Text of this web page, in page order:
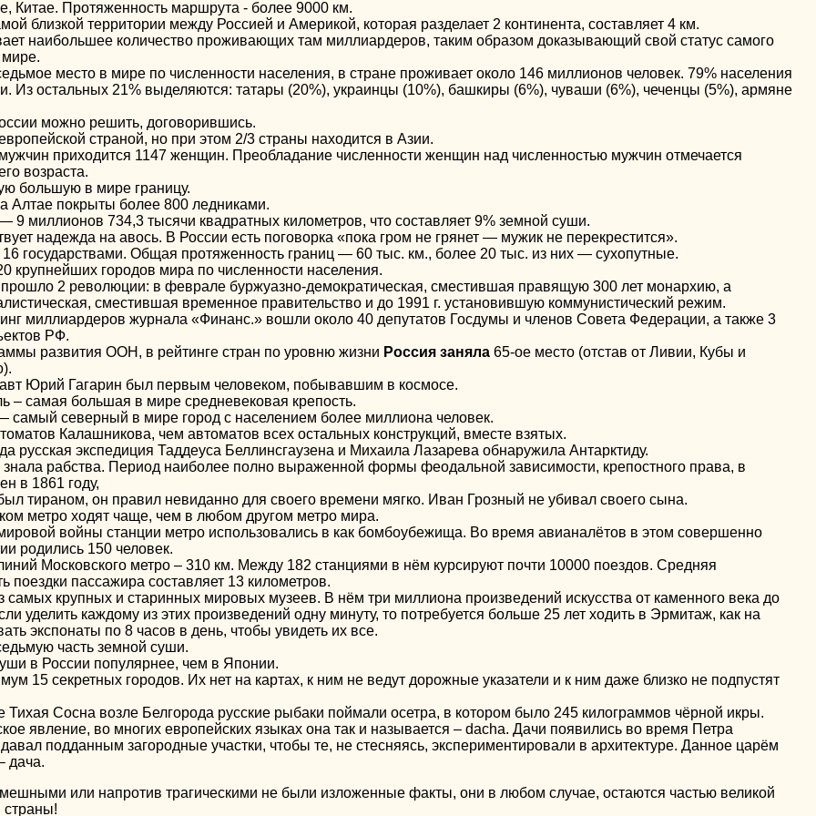
Китае. Протяженность маршрута - более 9000 км.
близкой территории между Россией и Америкой, которая разделает 2 континента, составляет 4 км.
наибольшее количество проживающих там миллиардеров, таким образом доказывающий свой статус самого
мире.
место в мире по численности населения, в стране проживает около 146 миллионов человек. 79% населения
Из остальных 21% выделяются: татары (20%), украинцы (10%), башкиры (6%), чуваши (6%), чеченцы (5%), армяне
можно решить, договорившись.
страной, но при этом 2/3 страны находится в Азии.
приходится 1147 женщин. Преобладание численности женщин над численностью мужчин отмечается
возраста.
большую в мире границу.
Алтае покрыты более 800 ледниками.
миллионов 734,3 тысячи квадратных километров, что составляет 9% земной суши.
надежда на авось. В России есть поговорка «пока гром не грянет — мужик не перекрестится».
16 государствами. Общая протяженность границ — 60 тыс. км., более 20 тыс. из них — сухопутные.
крупнейших городов мира по численности населения.
прошло 2 революции: в феврале буржуазно-демократическая, сместившая правящую 300 лет монархию, а
сместившая временное правительство и до 1991 г. установившую коммунистический режим.
миллиардеров журнала «Финанс.» вошли около 40 депутатов Госдумы и членов Совета Федерации, а также 3
РФ.
развития ООН, в рейтинге стран по уровню жизни Россия заняла65-ое место (отстав от Ливии, Кубы и
Юрий Гагарин был первым человеком, побывавшим в космосе.
– самая большая в мире средневековая крепость.
самый северный в мире город с населением более миллиона человек.
Калашникова, чем автоматов всех остальных конструкций, вместе взятых.
русская экспедиция Таддеуса Беллинсгаузена и Михаила Лазарева обнаружила Антарктиду.
знала рабства. Период наиболее полно выраженной формы феодальной зависимости, крепостного права, в
в 1861 году,
тираном, он правил невиданно для своего времени мягко. Иван Грозный не убивал своего сына.
метро ходят чаще, чем в любом другом метро мира.
войны станции метро использовались в как бомбоубежища. Во время авианалётов в этом совершенно
родились 150 человек.
Московского метро – 310 км. Между 182 станциями в нём курсируют почти 10000 поездов. Средняя
поездки пассажира составляет 13 километров.
крупных и старинных мировых музеев. В нём три миллиона произведений искусства от каменного века до
уделить каждому из этих произведений одну минуту, то потребуется больше 25 лет ходить в Эрмитаж, как на
экспонаты по 8 часов в день, чтобы увидеть их все.
часть земной суши.
в России популярнее, чем в Японии.
15 секретных городов. Их нет на картах, к ним не ведут дорожные указатели и к ним даже близко не подпустят
Тихая Сосна возле Белгорода русские рыбаки поймали осетра, в котором было 245 килограммов чёрной икры.
явление, во многих европейских языках она так и называется – dacha. Дачи появились во время Петра
подданным загородные участки, чтобы те, не стесняясь, экспериментировали в архитектуре. Данное царём
дача.
или напротив трагическими не были изложенные факты, они в любом случае, остаются частью великой
страны!